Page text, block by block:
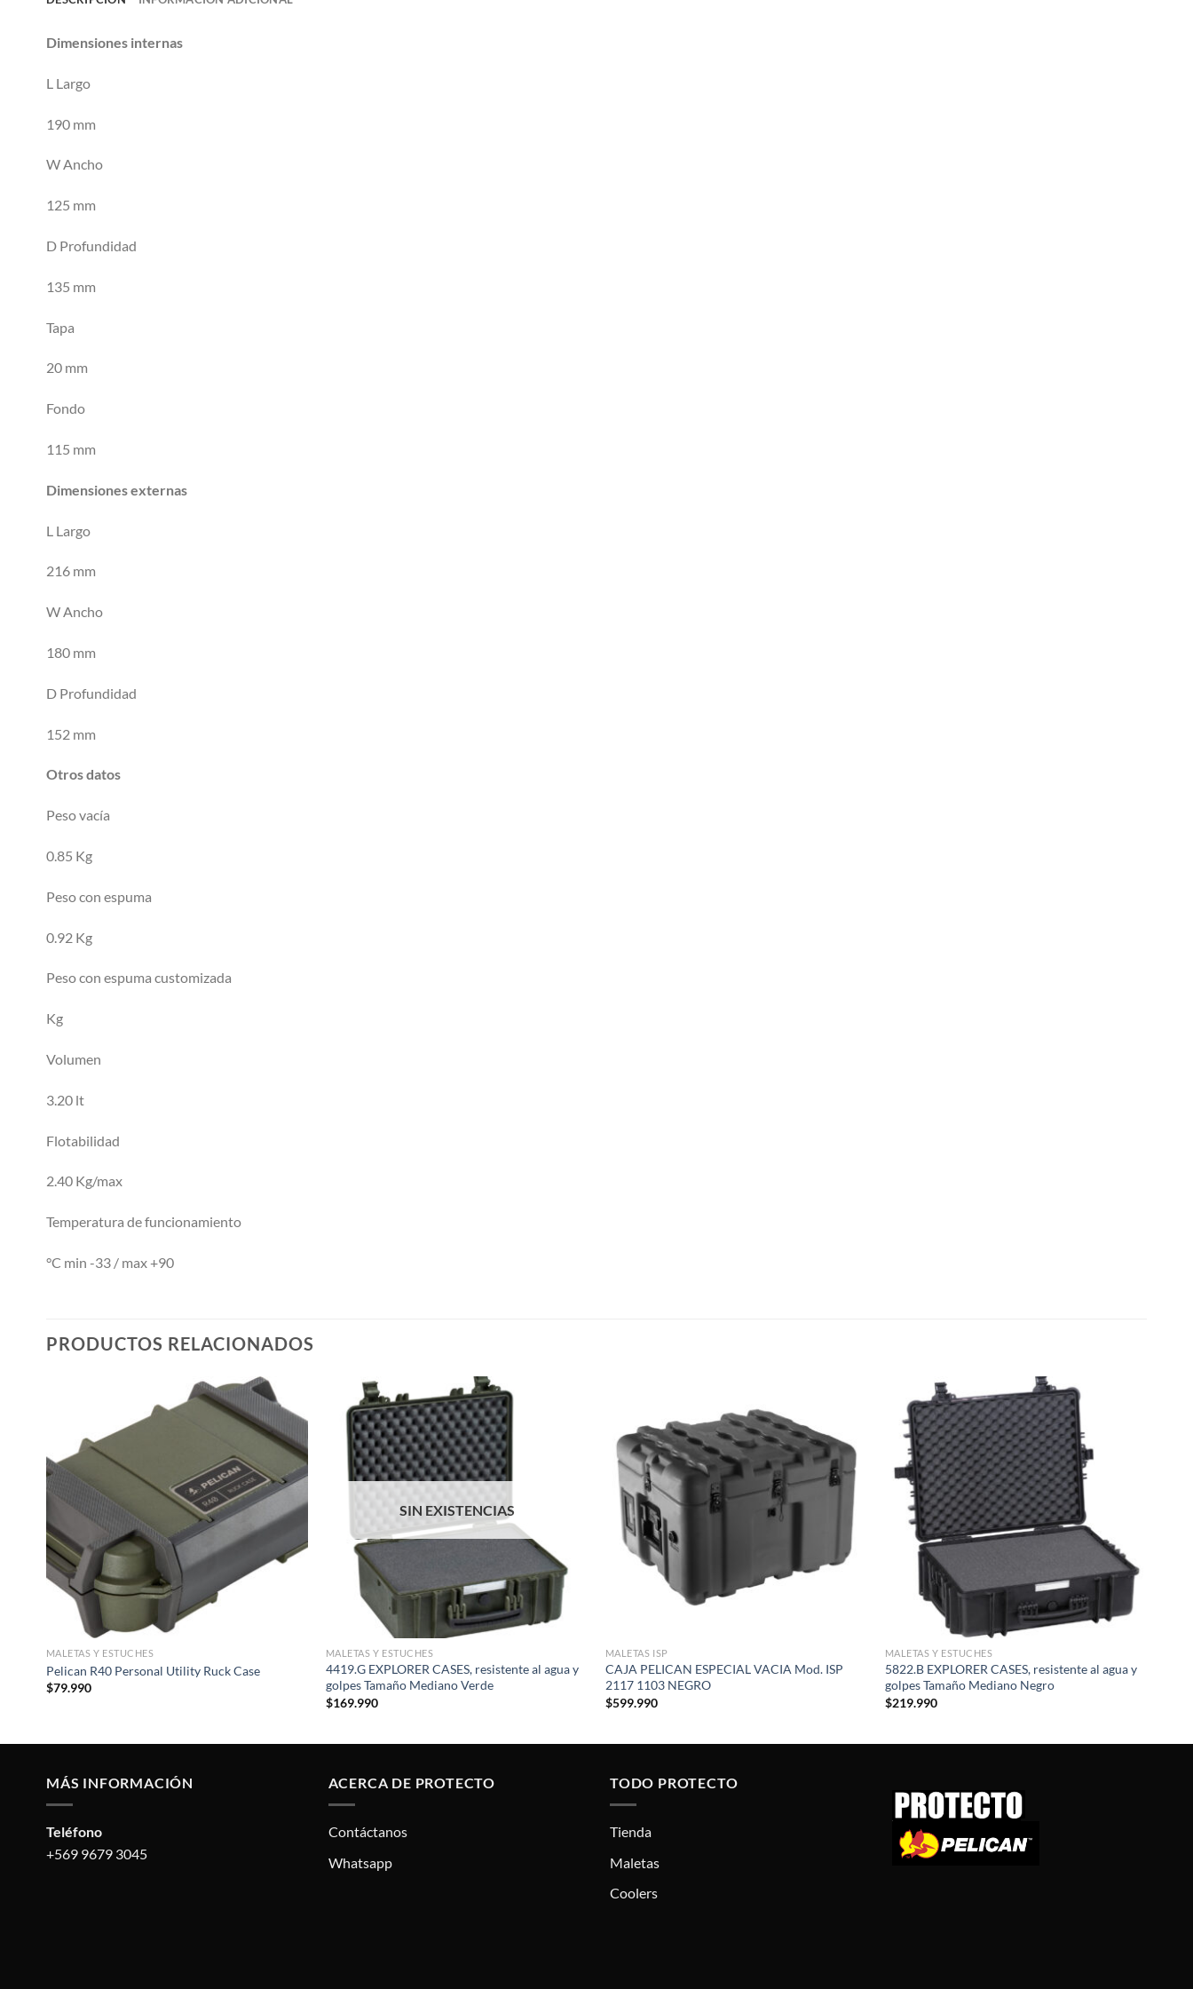
Dimensiones internas
L Largo
190 mm
W Ancho
125 mm
D Profundidad
135 mm
Tapa
20 mm
Fondo
115 mm
Dimensiones externas
L Largo
216 mm
W Ancho
180 mm
D Profundidad
152 mm
Otros datos
Peso vacía
0.85 Kg
Peso con espuma
0.92 Kg
Peso con espuma customizada
Kg
Volumen
3.20 lt
Flotabilidad
2.40 Kg/max
Temperatura de funcionamiento
°C min -33 / max +90
PRODUCTOS RELACIONADOS
MALETAS Y ESTUCHES
Pelican R40 Personal Utility Ruck Case
$79.990
SIN EXISTENCIAS
MALETAS Y ESTUCHES
4419.G EXPLORER CASES, resistente al agua y
golpes Tamaño Mediano Verde
$169.990
MALETAS ISP
CAJA PELICAN ESPECIAL VACIA Mod. ISP
2117 1103 NEGRO
$599.990
MALETAS Y ESTUCHES
5822.B EXPLORER CASES, resistente al agua y
golpes Tamaño Mediano Negro
$219.990
MÁS INFORMACIÓN
Teléfono
+569 9679 3045
ACERCA DE PROTECTO
Contáctanos
Whatsapp
TODO PROTECTO
Tienda
Maletas
Coolers